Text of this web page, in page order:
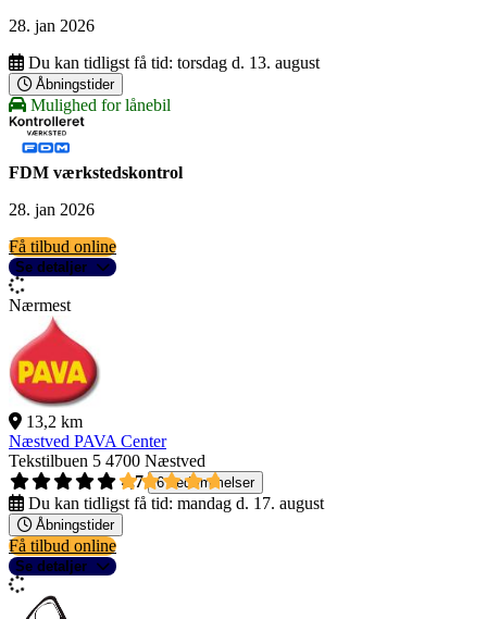
28. jan 2026
Du kan tidligst få tid: torsdag d. 13. august
Åbningstider
Mulighed for lånebil
FDM værkstedskontrol
28. jan 2026
Få tilbud online
Se detaljer
Nærmest
13,2 km
Næstved PAVA Center
Tekstilbuen 5 4700 Næstved
4,7
6 bedømmelser
Du kan tidligst få tid: mandag d. 17. august
Åbningstider
Få tilbud online
Se detaljer